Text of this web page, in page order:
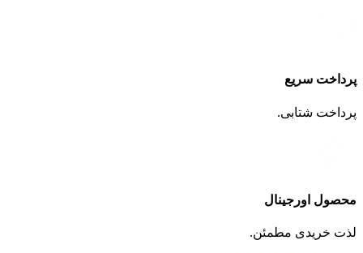
پرداخت سریع
پرداخت شتابی.
محصول اورجینال
لذت خریدی مطمئن.